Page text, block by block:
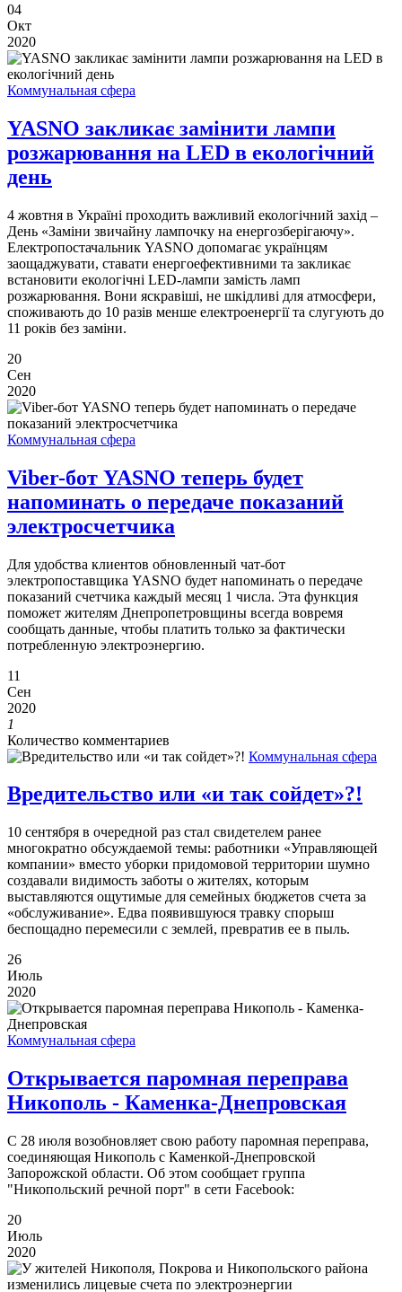
04
Окт
2020
Коммунальная сфера
YASNO закликає замінити лампи
розжарювання на LED в екологічний
день
4 жовтня в Україні проходить важливий екологічний захід –
День «Заміни звичайну лампочку на енергозберігаючу».
Електропостачальник YASNO допомагає українцям
заощаджувати, ставати енергоефективними та закликає
встановити екологічні LED-лампи замість ламп
розжарювання. Вони яскравіші, не шкідливі для атмосфери,
споживають до 10 разів менше електроенергії та слугують до
11 років без заміни.
20
Сен
2020
Коммунальная сфера
Viber-бот YASNO теперь будет
напоминать о передаче показаний
электросчетчика
Для удобства клиентов обновленный чат-бот
электропоставщика YASNO будет напоминать о передаче
показаний счетчика каждый месяц 1 числа. Эта функция
поможет жителям Днепропетровщины всегда вовремя
сообщать данные, чтобы платить только за фактически
потребленную электроэнергию.
11
Сен
2020
1
Количество комментариев
Коммунальная сфера
Вредительство или «и так сойдет»?!
10 сентября в очередной раз стал свидетелем ранее
многократно обсуждаемой темы: работники «Управляющей
компании» вместо уборки придомовой территории шумно
создавали видимость заботы о жителях, которым
выставляются ощутимые для семейных бюджетов счета за
«обслуживание». Едва появившуюся травку спорыш
беспощадно перемесили с землей, превратив ее в пыль.
26
Июль
2020
Коммунальная сфера
Открывается паромная переправа
Никополь - Каменка-Днепровская
С 28 июля возобновляет свою работу паромная переправа,
соединяющая Никополь с Каменкой-Днепровской
Запорожской области. Об этом сообщает группа
"Никопольский речной порт" в сети Facebook:
20
Июль
2020